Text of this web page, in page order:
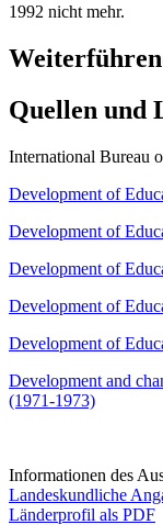
1992 nicht mehr.
Quellen und
International Bureau
Development of
Development of
Development of
Development of
Development of
Development and
(1971-1973)
Informationen des
Landeskundliche
Länderprofil als PDF